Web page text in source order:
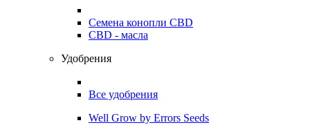
Семена конопли CBD
CBD - масла
Удобрения
Все удобрения
Well Grow by Errors Seeds